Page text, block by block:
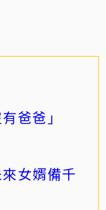
有爸爸」
女婿備千